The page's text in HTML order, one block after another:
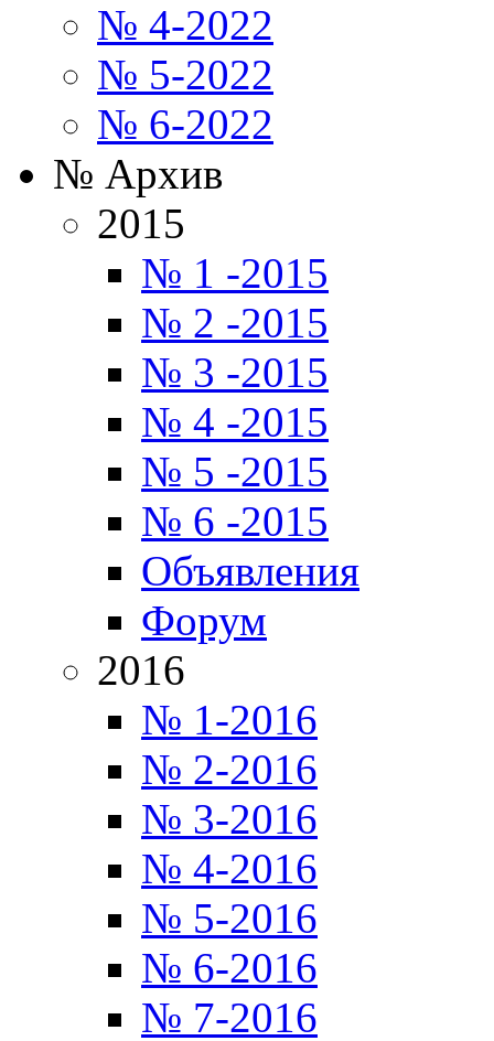
№ 4-2022
№ 5-2022
№ 6-2022
№ Архив
2015
№ 1 -2015
№ 2 -2015
№ 3 -2015
№ 4 -2015
№ 5 -2015
№ 6 -2015
Объявления
Форум
2016
№ 1-2016
№ 2-2016
№ 3-2016
№ 4-2016
№ 5-2016
№ 6-2016
№ 7-2016